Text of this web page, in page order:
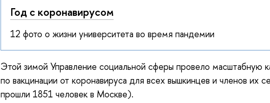
Год с коронавирусом
12 фото о жизни университета во время пандемии
Этой зимой Управление социальной сферы провело масштабную
по вакцинации от коронавируса для всех вышкинцев и членов их
прошли 1851 человек в Москве).